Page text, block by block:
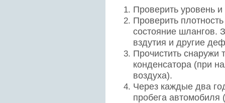
Проверить уровень
Проверить
состояние
вздутия и другие
Прочистить снаружи
конденсатора (при
воздуха).
Через каждые два
пробега автомобиля